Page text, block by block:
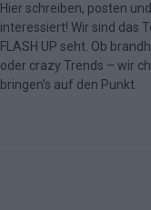
Hier schreiben, posten
interessiert! Wir sind das
FLASH UP seht. Ob
oder crazy Trends – wir
bringen’s auf den Punkt.